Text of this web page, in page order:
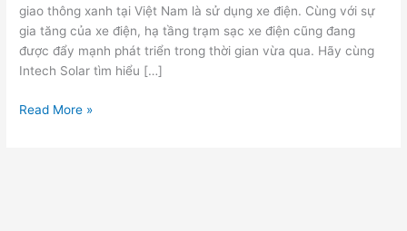
giao thông xanh tại Việt Nam là sử dụng xe điện. Cùng với sự
gia tăng của xe điện, hạ tầng trạm sạc xe điện cũng đang
được đẩy mạnh phát triển trong thời gian vừa qua. Hãy cùng
Intech Solar tìm hiểu […]
Read More »